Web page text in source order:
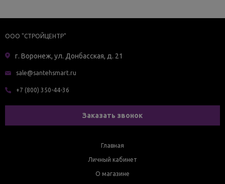
ООО "СТРОЙЦЕНТР"
г. Воронеж, ул. Донбасская, д. 21
sale@santehsmart.ru
+7 (800) 350-44-36
Заказать звонок
Главная
Личный кабинет
О магазине